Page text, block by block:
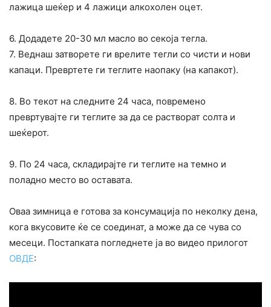
лажица шеќер и 4 лажици алкохолен оцет.
6. Додадете 20-30 мл масло во секоја тегла.
7. Веднаш затворете ги врелите тегли со чисти и нови
капаци. Превртете ги теглите наопаку (на капакот).
8. Во текот на следните 24 часа, повремено
превртувајте ги теглите за да се растворат солта и
шеќерот.
9. По 24 часа, складирајте ги теглите на темно и
поладно место во оставата.
Оваа зимница е готова за консумација по неколку дена,
кога вкусовите ќе се соединат, а може да се чува со
месеци. Постапката погледнете ја во видео прилогот
ОВДЕ: